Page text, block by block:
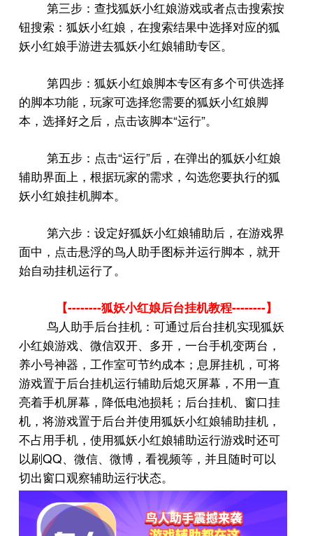
第三步：查找狐妖小红娘游戏或者点击搜索按
钮搜索：狐妖小红娘，在搜索结果中选择对应的狐
妖小红娘手游进去狐妖小红娘辅助专区。
第四步：狐妖小红娘脚本专区有多个可供选择
的脚本功能，玩家可选择您需要的狐妖小红娘脚
本，选择好之后，点击该脚本“运行”。
第五步：点击“运行”后，在弹出的狐妖小红娘
辅助界面上，根据玩家的需求，勾选您要执行的狐
妖小红娘挂机脚本。
第六步：设定好狐妖小红娘辅助后，在游戏界
面中，点击悬浮的鸟人助手图标并运行脚本，就开
始自动挂机运行了。
【--------狐妖小红娘后台挂机教程--------】
鸟人助手后台挂机：可通过后台挂机实现狐妖
小红娘游戏、微信双开、多开，一台手机变两台，
养小号神器，工作室可节约成本；息屏挂机，可将
游戏置于后台挂机运行辅助后熄灭屏幕，不用一直
亮着手机屏幕，降低电池损耗；后台挂机、窗口挂
机，将游戏置于后台并使用狐妖小红娘辅助挂机，
不占用手机，使用狐妖小红娘辅助运行游戏时还可
以刷QQ、微信、微博，看视频等，并且随时可以
切出窗口观察辅助运行状态。